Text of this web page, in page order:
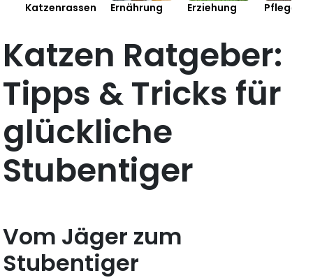
Katzenrassen Ernährung Erziehung Pflege
Katzen Ratgeber:
Tipps & Tricks für
glückliche
Stubentiger
Vom Jäger zum
Stubentiger